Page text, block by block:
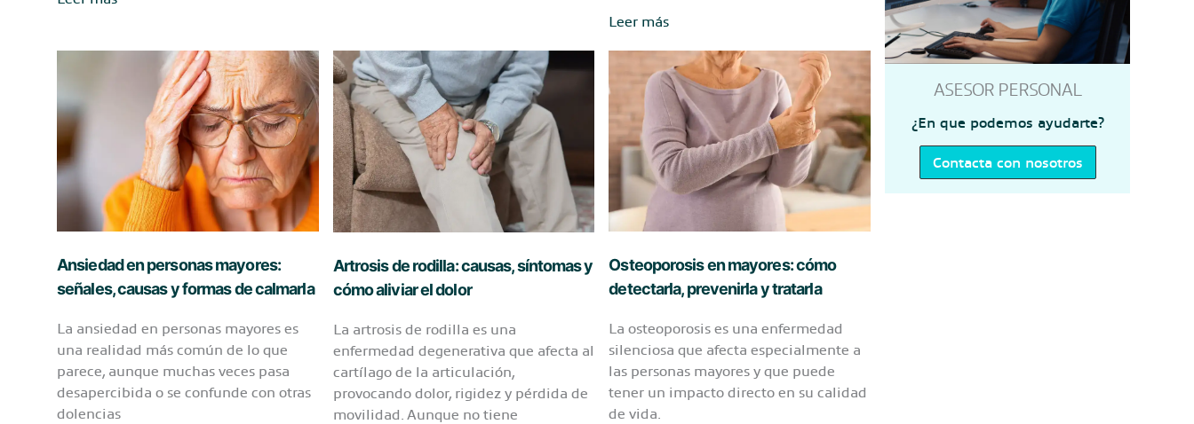
tratamiento
y
mejorar
la
respiración
en
cadera
en
adultos
mayores:
tipos,
recuperación
y
cómo
prevenirla
Parkinson
mayores:
síntomas,
fases
y
ejercicios
mejorar
la
calidad
de
vida
Leer más
Ansiedad en personas mayores:
señales, causas y formas de calmarla
La ansiedad en personas mayores es
una realidad más común de lo que
parece, aunque muchas veces pasa
desapercibida o se confunde con otras
dolencias
Artrosis de rodilla: causas, síntomas y
cómo aliviar el dolor
La artrosis de rodilla es una
enfermedad degenerativa que afecta al
cartílago de la articulación,
provocando dolor, rigidez y pérdida de
movilidad. Aunque no tiene
Osteoporosis en mayores: cómo
detectarla, prevenirla y tratarla
La osteoporosis es una enfermedad
silenciosa que afecta especialmente a
las personas mayores y que puede
tener un impacto directo en su calidad
de vida.
ASESOR PERSONAL
¿En que podemos ayudarte?
Contacta con nosotros